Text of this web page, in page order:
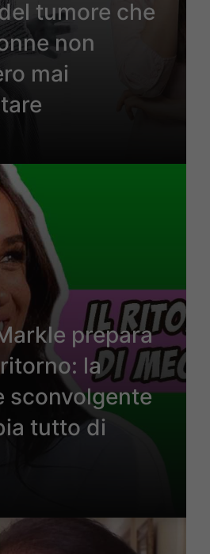
tumore che
non
mai
prepara
la
sconvolgente
tutto di